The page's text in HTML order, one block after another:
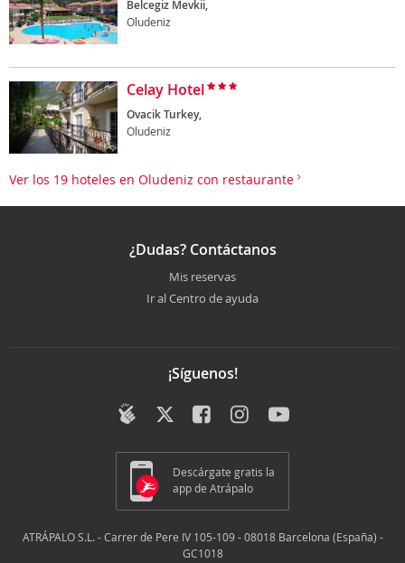
Belcegiz Mevkii,
Oludeniz
Celay Hotel
Ovacik Turkey,
Oludeniz
Ver los 19 hoteles en Oludeniz con restaurante
¿Dudas? Contáctanos
Mis reservas
Ir al Centro de ayuda
¡Síguenos!
Descárgate gratis la
app de Atrápalo
ATRÁPALO S.L. - Carrer de Pere IV 105-109 - 08018 Barcelona (España) -
GC1018